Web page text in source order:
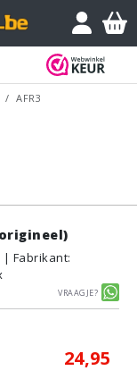
AFR3
Fabrikant:
Vraagje?
24,95